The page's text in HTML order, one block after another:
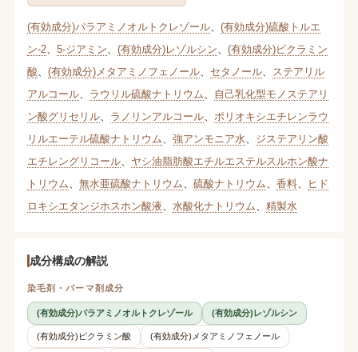
(有効成分)パラアミノオルトクレゾール、 (有効成分)硫酸トルエ
ン-2、 5-ジアミン (有効成分)レゾルシン
(有効成分)ピクラミン
酸
(有効成分)メタアミノフェノール、 セタノール、
ステアリル
アルコール、 ラウリル硫酸ナトリウム
自己乳化型モノステアリ
ン酸グリセリル、 ラノリンアルコール、 ポリオキシエチレンラウ
リルエーテル硫酸ナトリウム
強アンモニア水
ジステアリン酸
エチレングリコール、 ヤシ油脂肪酸エチルエステルスルホン酸ナ
トリウム
無水亜硫酸ナトリウム 硫酸ナトリウム 香料、
ヒド
ロキシエタンジホスホン酸液
水酸化ナトリウム 精製水
成分構成の解説
染毛剤・パーマ剤成分
(有効成分)パラアミノオルトクレゾール (有効成分)レゾルシン
(有効成分)ピクラミン酸 (有効成分)メタアミノフェノール